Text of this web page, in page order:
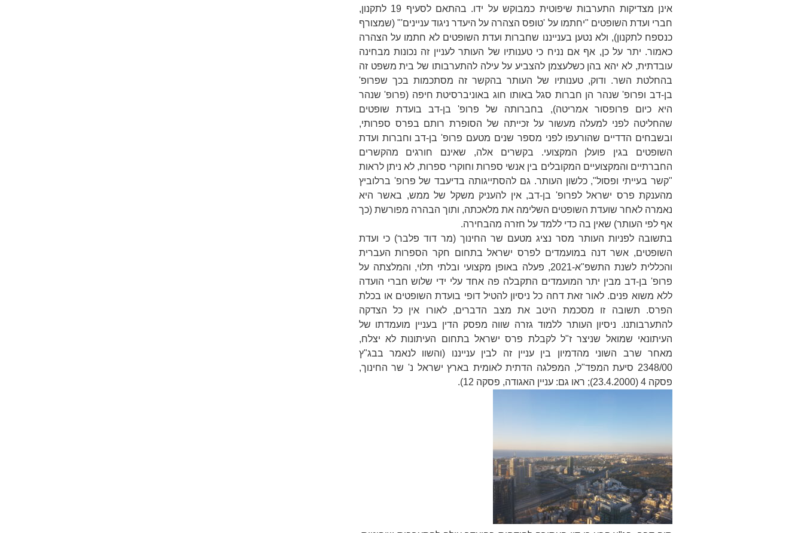
אינן מצדיקות התערבות שיפוטית כמבוקש על ידו. בהתאם לסעיף 19 לתקנון,
חברי ועדת השופטים "יחתמו על 'טופס הצהרה על היעדר ניגוד עניינים'" (שמצורף
כנספח לתקנון), ולא נטען בענייננו שחברות ועדת השופטים לא חתמו על הצהרה
כאמור. יתר על כן, אף אם נניח כי טענותיו של העותר לעניין זה נכונות מבחינה
עובדתית, לא יהא בהן כשלעצמן להצביע על עילה להתערבותו של בית משפט זה
בהחלטת השר. ודוק, טענותיו של העותר בהקשר זה מסתכמות בכך שפרופ'
בן-דב ופרופ' שנהר הן חברות סגל באותו חוג באוניברסיטת חיפה (פרופ' שנהר
היא כיום פרופסור אמריטה), בחברותה של פרופ' בן-דב בועדת שופטים
שהחליטה לפני למעלה מעשור על זכייתה של הסופרת רותם בפרס ספרותי,
ובשבחים הדדיים שהורעפו לפני מספר שנים מטעם פרופ' בן-דב וחברות ועדת
השופטים בגין פועלן המקצועי. בקשרים אלה, שאינם חורגים מהקשרים
החברתיים והמקצועיים המקובלים בין אנשי ספרות וחוקרי ספרות, לא ניתן לראות
"קשר בעייתי ופסול", כלשון העותר. גם להסתייגותה בדיעבד של פרופ' ברלוביץ
מהענקת פרס ישראל לפרופ' בן-דב, אין להעניק משקל של ממש, באשר היא
נאמרה לאחר שועדת השופטים השלימה את מלאכתה, ותוך הבהרה מפורשת (כך
אף לפי העותר) שאין בה כדי ללמד על חזרה מהבחירה.
בתשובה לפניות העותר מסר נציג מטעם שר החינוך (מר דוד פלבר) כי ועדת
השופטים, אשר דנה במועמדים לפרס ישראל בתחום חקר הספרות העברית
והכללית לשנת התשפ"א-2021, פעלה באופן מקצועי ובלתי תלוי, והמלצתה על
פרופ' בן-דב מבין יתר המועמדים התקבלה פה אחד עלי ידי שלוש חברי הועדה
ללא משוא פנים. לאור זאת דחה כל ניסיון להטיל דופי בועדת השופטים או בכלת
הפרס. תשובה זו מסכמת היטב את מצב הדברים, לאורו אין כל הצדקה
להתערבותנו. ניסיון העותר ללמוד גזרה שווה מפסק הדין בעניין מועמדתו של
העיתונאי שמואל שניצר ז"ל לקבלת פרס ישראל בתחום העיתונות לא יצלח,
מאחר שרב השוני מהדמיון בין עניין זה לבין ענייננו (והשוו לנאמר בבג"ץ
2348/00 סיעת המפד"ל, המפלגה הדתית לאומית בארץ ישראל נ' שר החינוך,
פסקה 4 (23.4.2000); ראו גם: עניין
האגודה, פסקה 12).